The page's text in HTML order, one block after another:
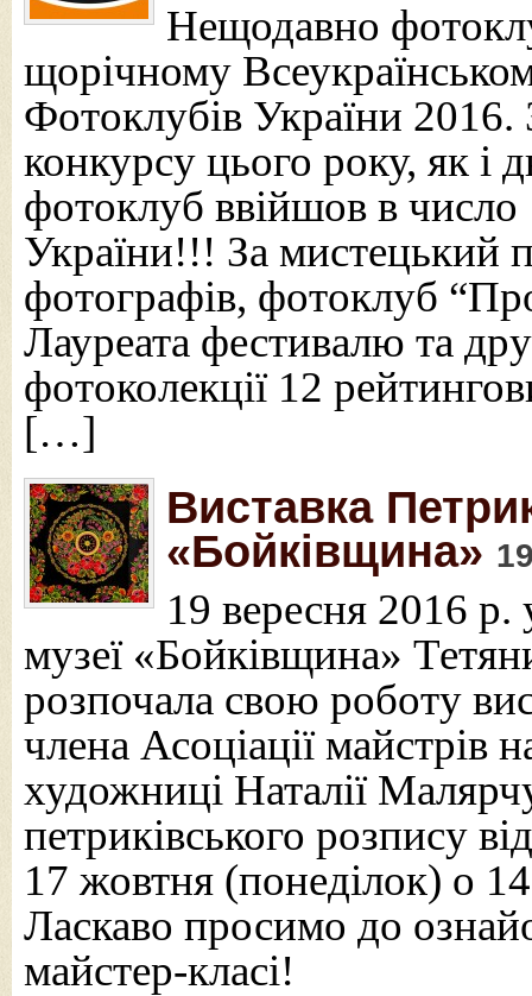
Нещодавно
щорічному
Фотоклубів України 2016.
конкурсу цього року, як і
фотоклуб ввійшов в
України!!! За мистецький
фотографів, фотоклуб
Лауреата фестивалю та
фотоколекції 12
[…]
Виставка
«Бойківщина»
19 вересня 2016
музеї «Бойківщина»
розпочала свою роботу
члена Асоціації майстрів
художниці Наталії
петриківського розпису
17 жовтня (понеділок) о
Ласкаво просимо до
майстер-класі!